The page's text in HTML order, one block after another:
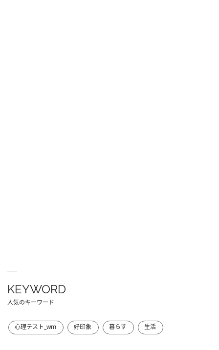
KEYWORD
人気のキーワード
心理テスト_wm 好印象 暮らす 生活